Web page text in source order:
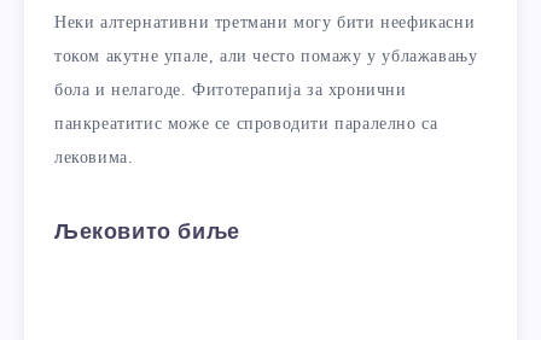
Неки алтернативни третмани могу бити неефикасни
током акутне упале, али често помажу у ублажавању
бола и нелагоде. Фитотерапија за хронични
панкреатитис може се спроводити паралелно са
лековима.
Љековито биље